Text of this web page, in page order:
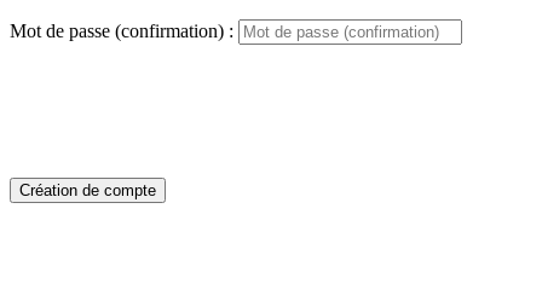
Mot de passe (confirmation) :
Création de compte